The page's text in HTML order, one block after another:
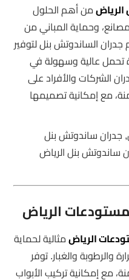
من أهم الحلول
وحماية المباني من
الساندوتش بنل لتوفير
تحمل عالية وسهولة في
الشركات والأفراد على
مع إمكانية تصميمها
جدران ساندوتش بنل
ساندوتش بنل الرياض
الرياض
الرياضمثالية لحماية
والرطوبة والغبار. توفر
مع إمكانية تركيب الأبواب